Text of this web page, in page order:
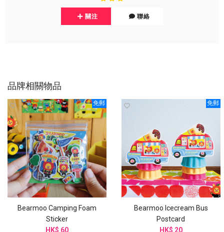
關注 聯絡
品牌相關物品
免郵
Bearmoo Camping Foam
Sticker
HK$ 60
免郵
Bearmoo Icecream Bus
Postcard
HK$ 20